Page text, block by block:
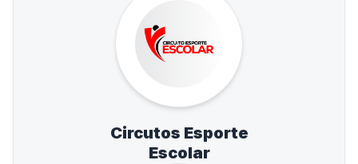
Circutos Esporte
Escolar